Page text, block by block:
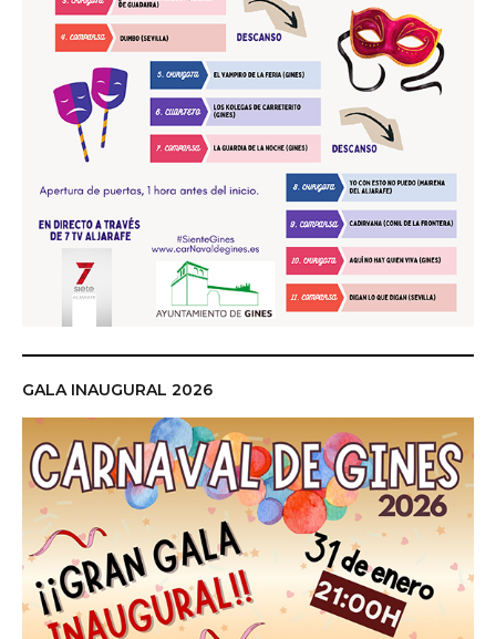
GALA INAUGURAL 2026